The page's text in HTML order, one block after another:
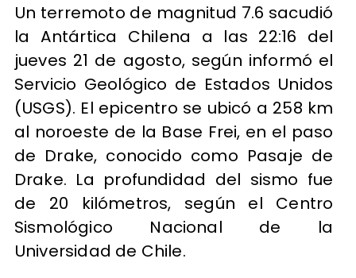
Un terremoto de magnitud 7.6 sacudió
la Antártica Chilena a las 22:16 del
jueves 21 de agosto, según informó el
Servicio Geológico de Estados Unidos
(USGS). El epicentro se ubicó a 258 km
al noroeste de la Base Frei, en el paso
de Drake, conocido como Pasaje de
Drake. La profundidad del sismo fue
de 20 kilómetros, según el Centro
Sismológico Nacional de la
Universidad de Chile.